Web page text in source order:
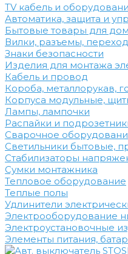
TV кабель и
Автоматика, защита и
Бытовые товары для
Вилки, разъемы,
Знаки безопасности
Изделия для монтажа
Кабель и провод
Короба, металлорукав,
Корпуса модульные,
Лампы, лампочки
Распайки и
Сварочное
Светильники бытовые,
Стабилизаторы
Сумки монтажника
Тепловое оборудование
Теплые полы
Удлинители
Электрооборудование
Электроустановочные
Элементы питания,